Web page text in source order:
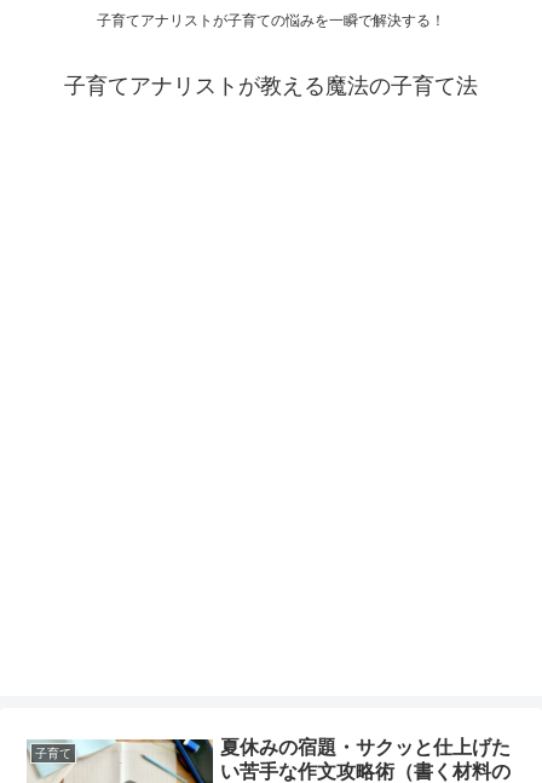
子育てアナリストが子育ての悩みを一瞬で解決する！
子育てアナリストが教える魔法の子育て法
子育て
夏休みの宿題・サクッと仕上げた
い苦手な作文攻略術（書く材料の